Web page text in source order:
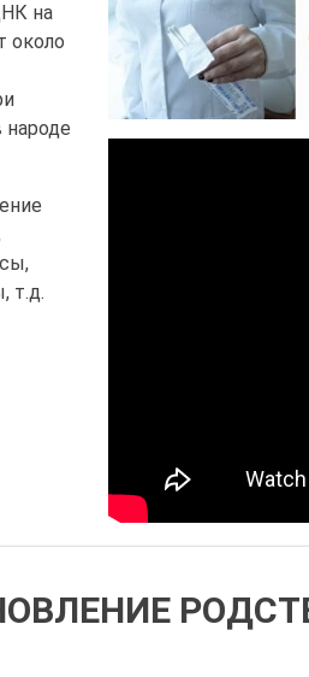
на
около
народе
т.д.